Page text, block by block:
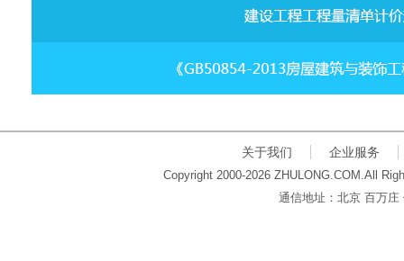
关于我们 企业服务
Copyright 2000-2026 ZHULONG.COM.All
通信地址：北京 百万